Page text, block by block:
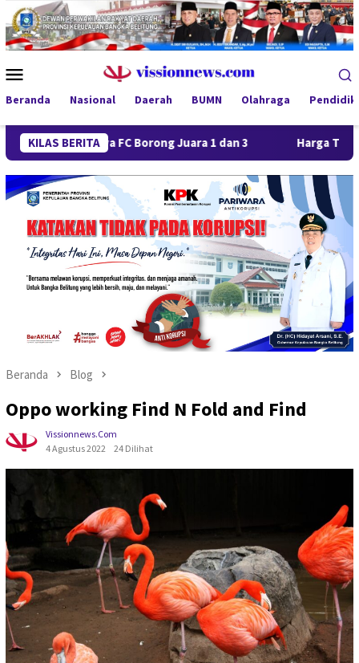
Loncat
ke
konten
Mobile
Beranda Nasional Daerah BUMN Olahraga
KILAS BERITA
Jaya FC Borong Juara 1 dan 3 Harga Timah Turun,
Beranda Blog
Oppo working Find N Fold and Find
Vissionnews.com
4 Agustus 2022
24 Dilihat